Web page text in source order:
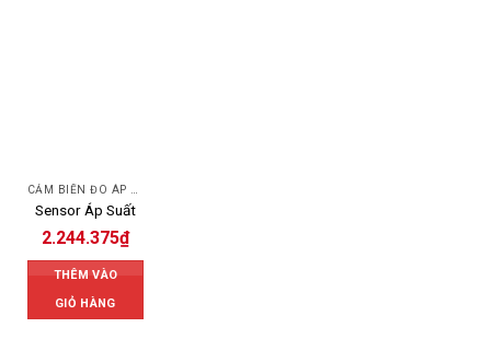
Sensor Áp Suất
2.244.375₫
THÊM VÀO
GIỎ HÀNG